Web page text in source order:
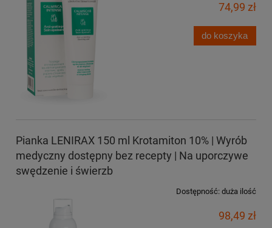
74,99 zł
do koszyka
Pianka LENIRAX 150 ml Krotamiton 10% | Wyrób
medyczny dostępny bez recepty | Na uporczywe
swędzenie i świerzb
Dostępność: duża ilość
98,49 zł